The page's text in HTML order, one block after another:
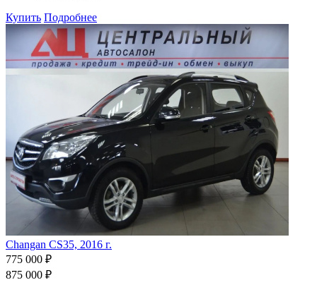
Купить Подробнее
Changan CS35, 2016 г.
775 000 ₽
875 000 ₽